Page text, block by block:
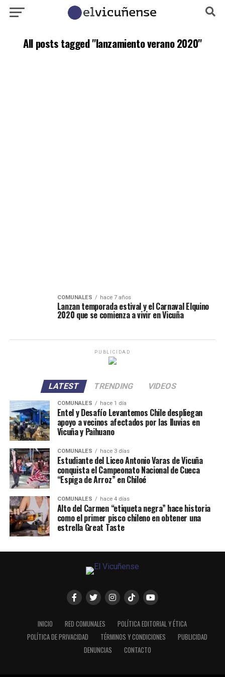
All posts tagged "lanzamiento verano 2020"
COMUNALES hace 7 años
Lanzan temporada estival y el Carnaval Elquino
2020 que se comienza a vivir en Vicuña
PUBLICIDAD
LATEST TRENDING VIDEOS
COMUNALES hace 1 día
Entel y Desafío Levantemos Chile despliegan
apoyo a vecinos afectados por las lluvias en
Vicuña y Paihuano
COMUNALES hace 3 días
Estudiante del Liceo Antonio Varas de Vicuña
conquista el Campeonato Nacional de Cueca
“Espiga de Arroz” en Chiloé
COMUNALES hace 4 días
Alto del Carmen “etiqueta negra” hace historia
como el primer pisco chileno en obtener una
estrella Great Taste
INICIO RED COMUNALES
POLÍTICA EDITORIAL Y ÉTICA
POLÍTICA DE PRIVACIDAD
TÉRMINOS Y CONDICIONES
PUBLICIDAD
DENUNCIAS
CONTACTO